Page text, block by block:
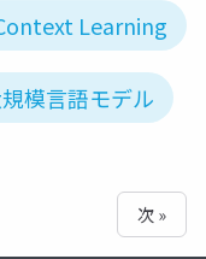
Learning
模言語モデル
次 »